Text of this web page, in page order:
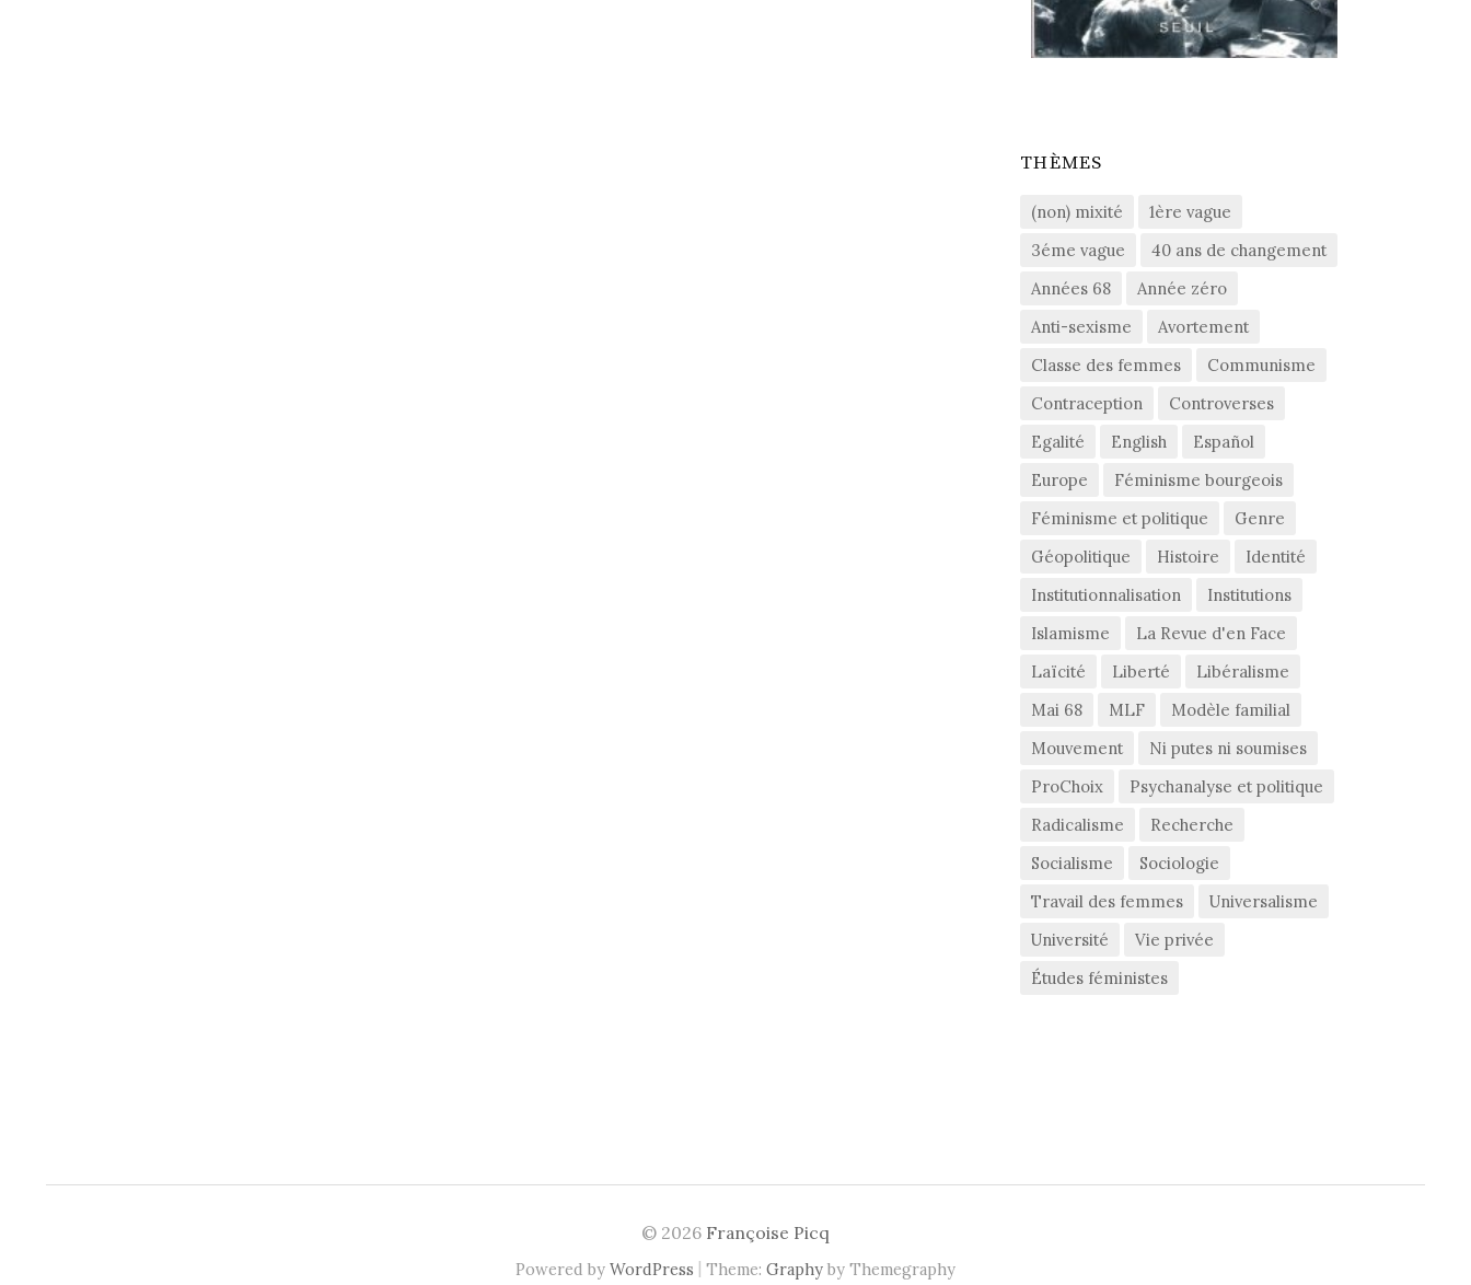
THÈMES
(non) mixité
1ère vague
3éme vague
40 ans de changement
Années 68
Année zéro
Anti-sexisme
Avortement
Classe des femmes
Communisme
Contraception
Controverses
Egalité
English
Español
Europe
Féminisme bourgeois
Féminisme et politique
Genre
Géopolitique
Histoire
Identité
Institutionnalisation
Institutions
Islamisme
La Revue d'en Face
Laïcité
Liberté
Libéralisme
Mai 68
MLF
Modèle familial
Mouvement
Ni putes ni soumises
ProChoix
Psychanalyse et politique
Radicalisme
Recherche
Socialisme
Sociologie
Travail des femmes
Universalisme
Université
Vie privée
Études féministes
© 2026 Françoise Picq
Powered by WordPress | Theme: Graphy by Themegraphy